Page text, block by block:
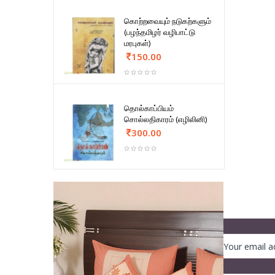
கொற்றவையும் நடுகற்களும்
(பழந்தமிழர் வழிபாட்டு
மரபுகள்)
150.00
தொல்காப்பியம்
சொல்லதிகாரம் (எழிலினி)
300.00
NEWSLETTER
Register to get our newsletter